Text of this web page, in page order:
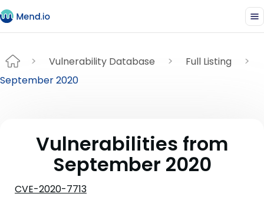
Vulnerability Database
Full Listing
September 2020
Vulnerabilities from
September 2020
CVE-2020-7713